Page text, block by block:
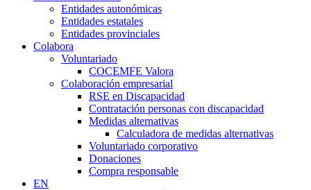
Entidades autonómicas
Entidades estatales
Entidades provinciales
Colabora
Voluntariado
COCEMFE Valora
Colaboración empresarial
RSE en Discapacidad
Contratación personas con discapacidad
Medidas alternativas
Calculadora de medidas alternativas
Voluntariado corporativo
Donaciones
Compra responsable
EN